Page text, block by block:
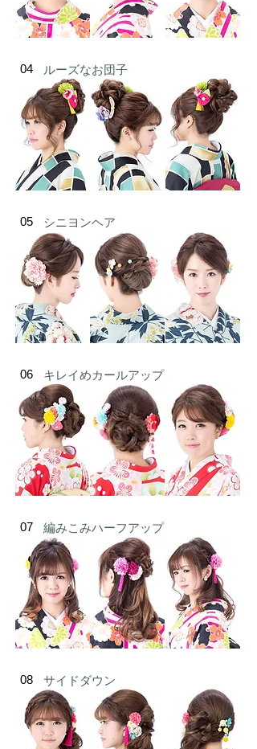
04 ルーズなお団子
05 シニヨンヘア
06 キレイめカールアップ
07 編みこみハーフアップ
08 サイドダウン